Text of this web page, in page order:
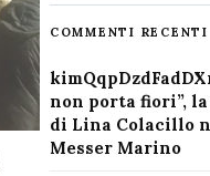
COMMENTI RECENTI
non porta fiori”,
di Lina Colacillo
Messer Marino